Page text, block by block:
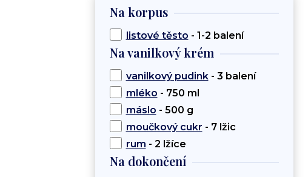
Na korpus
listové těsto - 1-2 balení
Na vanilkový krém
vanilkový pudink- 3 balení
mléko - 750 ml
máslo - 500 g
moučkový cukr - 7 lžic
rum - 2 lžíce
Na dokončení